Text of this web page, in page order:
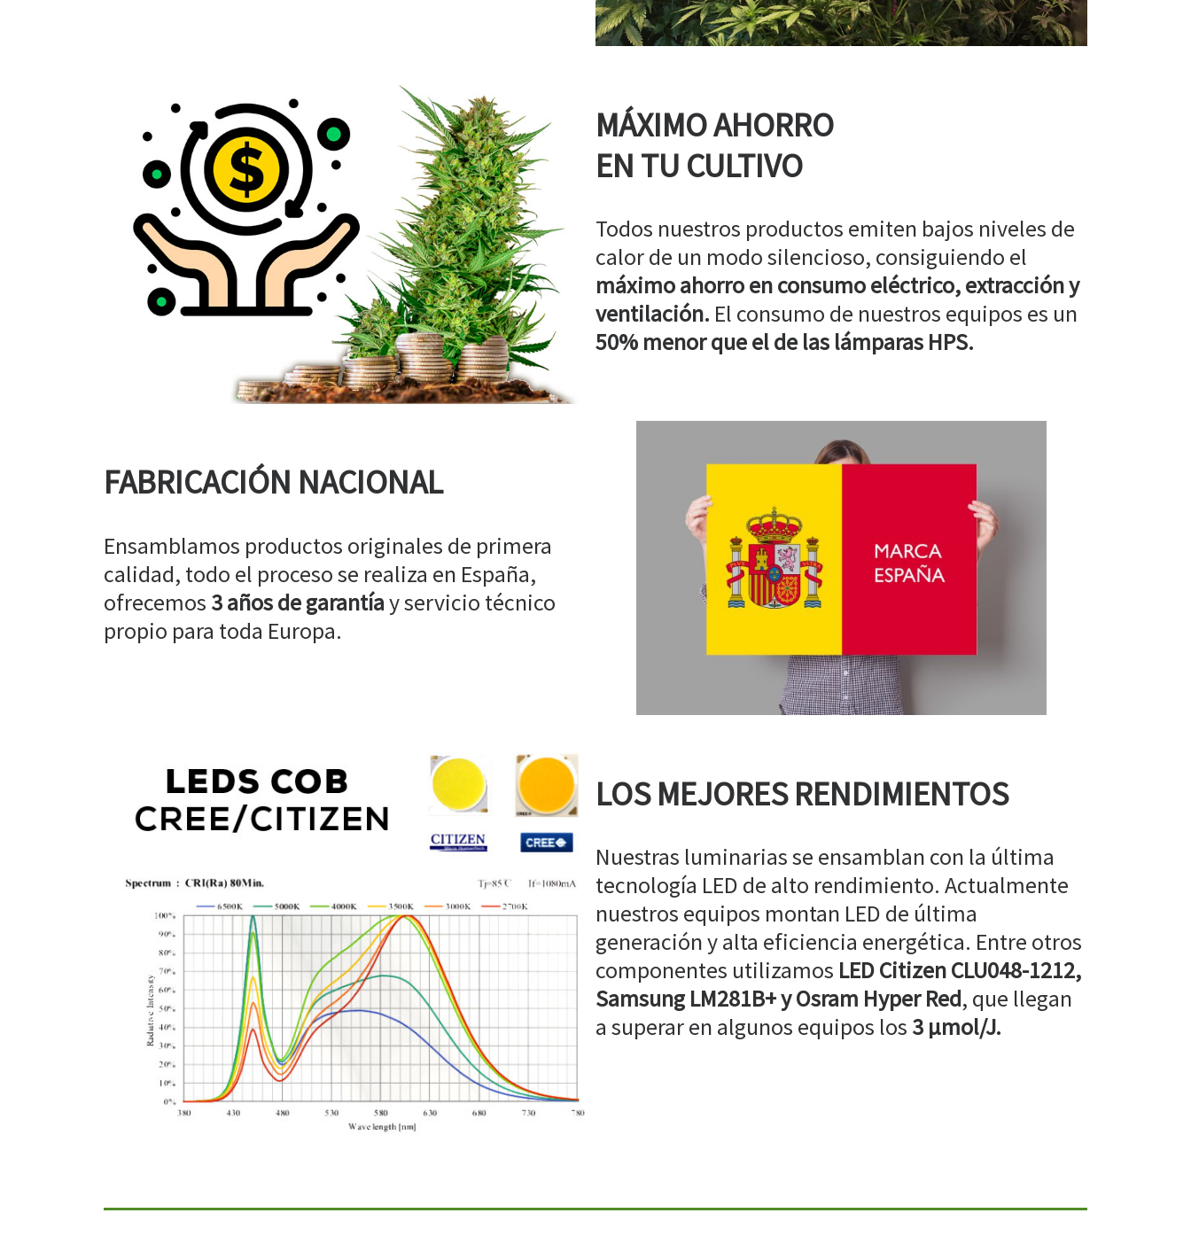
MÁXIMO AHORRO
EN TU CULTIVO
Todos nuestros productos emiten bajos niveles de
calor de un modo silencioso, consiguiendo el
máximo ahorro en consumo eléctrico, extracción y
ventilación. El consumo de nuestros equipos es un
50% menor que el de las lámparas HPS.
FABRICACIÓN NACIONAL
Ensamblamos productos originales de primera
calidad, todo el proceso se realiza en España,
ofrecemos 3 años de garantíay servicio técnico
propio para toda Europa.
LOS MEJORES RENDIMIENTOS
Nuestras luminarias se ensamblan con la última
tecnología LED de alto rendimiento. Actualmente
nuestros equipos montan LED de última
generación y alta eficiencia energética. Entre otros
componentes utilizamos LED Citizen CLU048-1212,
Samsung LM281B+ y Osram Hyper Red, que llegan
a superar en algunos equipos los 3 µmol/J.